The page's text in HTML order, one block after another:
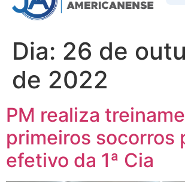
Dia: 26 de
de 2022
PM realiza
primeiros socorros
efetivo da 1ª Cia